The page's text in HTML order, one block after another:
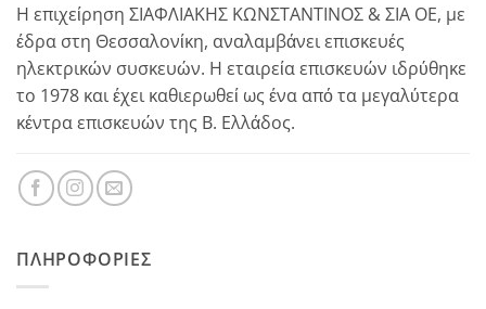
Η επιχείρηση ΣΙΑΦΛΙΑΚΗΣ ΚΩΝΣΤΑΝΤΙΝΟΣ & ΣΙΑ ΟΕ, με
έδρα στη Θεσσαλονίκη, αναλαμβάνει επισκευές
ηλεκτρικών συσκευών. Η εταιρεία επισκευών ιδρύθηκε
το 1978 και έχει καθιερωθεί ως ένα από τα μεγαλύτερα
κέντρα επισκευών της Β. Ελλάδος.
ΠΛΗΡΟΦΟΡΊΕΣ